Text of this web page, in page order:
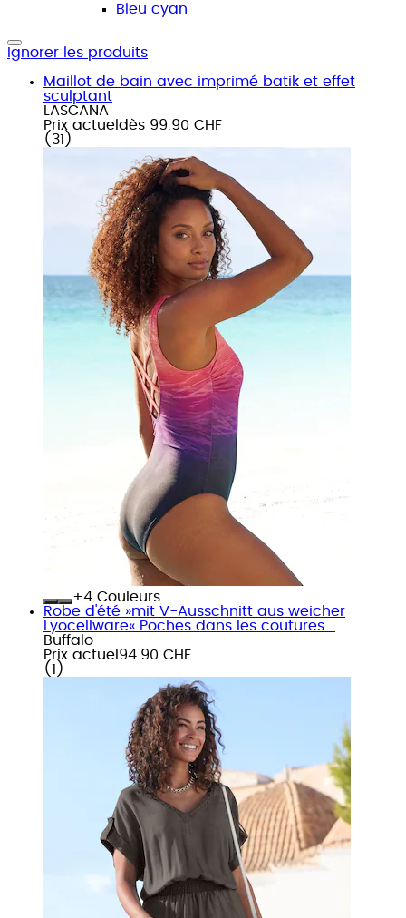
Bleu cyan
Ignorer les produits
Maillot de bain avec imprimé batik et effet
sculptant
LASCANA
Prix actuel dès 99.90 CHF
( 31 )
+
Couleurs
Robe d'été »mit V-Ausschnitt aus weicher
Lyocellware« Poches dans les coutures...
Buffalo
Prix actuel 94.90 CHF
( 1 )